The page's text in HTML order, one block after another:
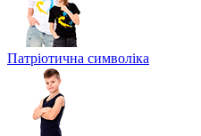
Патріотична символіка